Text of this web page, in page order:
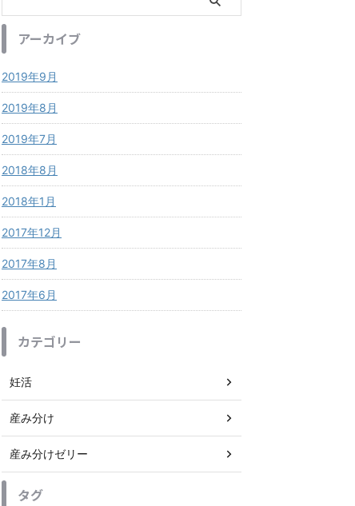
アーカイブ
2019年9月
2019年8月
2019年7月
2018年8月
2018年1月
2017年12月
2017年8月
2017年6月
カテゴリー
妊活
産み分け
産み分けゼリー
タグ